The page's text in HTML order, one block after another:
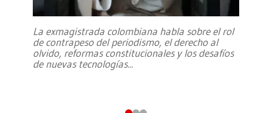
La exmagistrada colombiana habla sobre el rol
de contrapeso del periodismo, el derecho al
olvido, reformas constitucionales y los desafíos
de nuevas tecnologías...